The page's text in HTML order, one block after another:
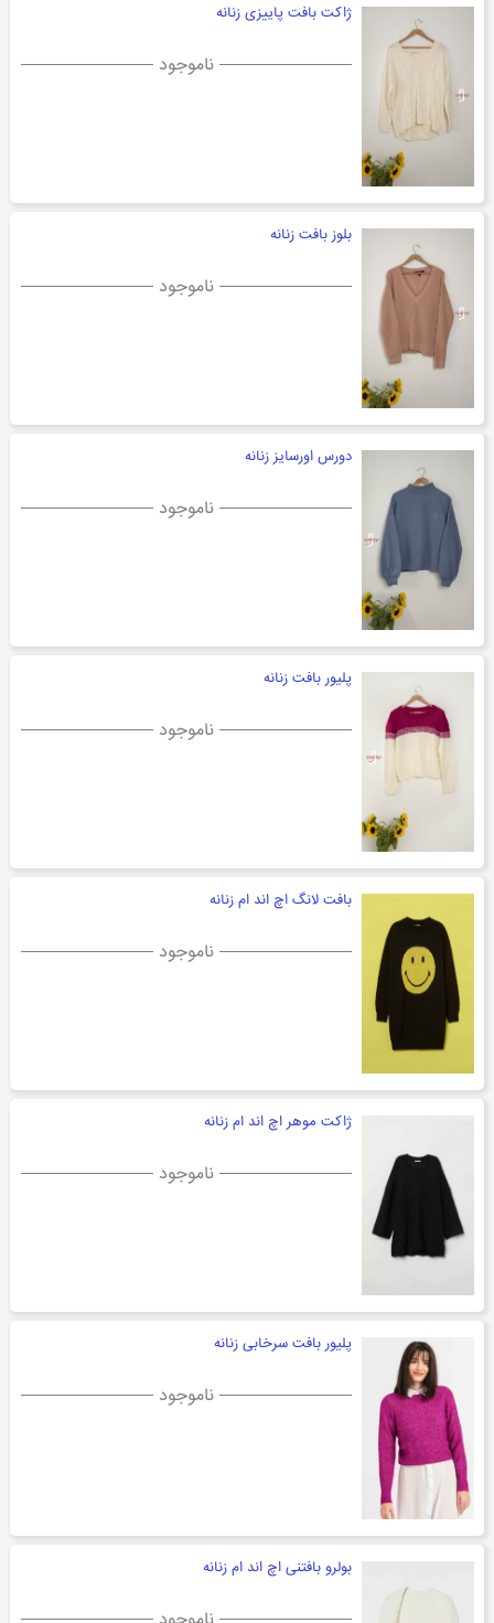
ژاکت بافت پاییزی زنانه
ناموجود
بلوز بافت زنانه
ناموجود
دورس اورسایز زنانه
ناموجود
پلیور بافت زنانه
ناموجود
بافت لانگ اچ اند ام زنانه
ناموجود
ژاکت موهر اچ اند ام زنانه
ناموجود
پلیور بافت سرخابی زنانه
ناموجود
بولرو بافتنی اچ اند ام زنانه